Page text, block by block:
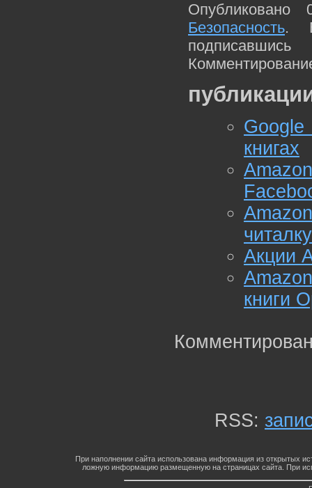
Безопасность.
Google
книгах
Акции
книги
RSS:
При наполнении сайта использована информация из открытых
ложную информацию размещенную на страницах сайта. При